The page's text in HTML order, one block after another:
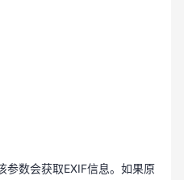
参数会获取EXIF信息。如果原